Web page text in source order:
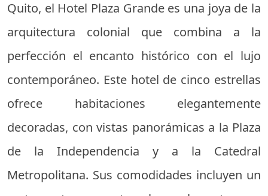
Quito, el Hotel Plaza Grande es una joya de la
arquitectura colonial que combina a la
perfección el encanto histórico con el lujo
contemporáneo. Este hotel de cinco estrellas
ofrece habitaciones elegantemente
decoradas, con vistas panorámicas a la Plaza
de la Independencia y a la Catedral
Metropolitana. Sus comodidades incluyen un